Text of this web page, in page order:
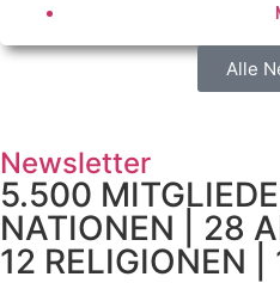
Alle
Newsletter
5.500
NATIONEN | 28
12 RELIGIONEN |